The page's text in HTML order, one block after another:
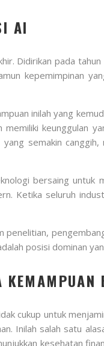
AI
Didirikan pada
kepemimpinan
inilah yang
keunggulan
semakin
bersaing untuk
Ketika seluruh
posisi dominan
cukup untuk
Inilah salah satu
kesehatan